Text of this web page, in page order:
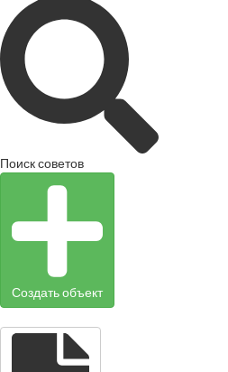
Поиск советов
Создать объект